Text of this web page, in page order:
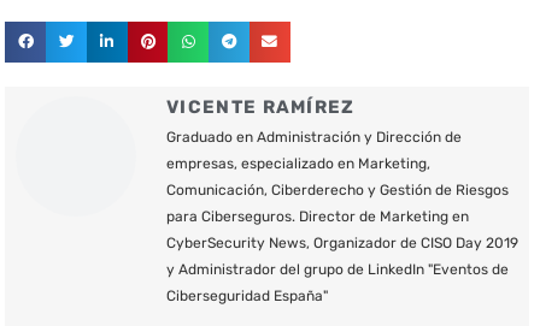
VICENTE RAMÍREZ
Graduado en Administración y Dirección de
empresas, especializado en Marketing,
Comunicación, Ciberderecho y Gestión de Riesgos
para Ciberseguros. Director de Marketing en
CyberSecurity News, Organizador de CISO Day 2019
y Administrador del grupo de LinkedIn "Eventos de
Ciberseguridad España"